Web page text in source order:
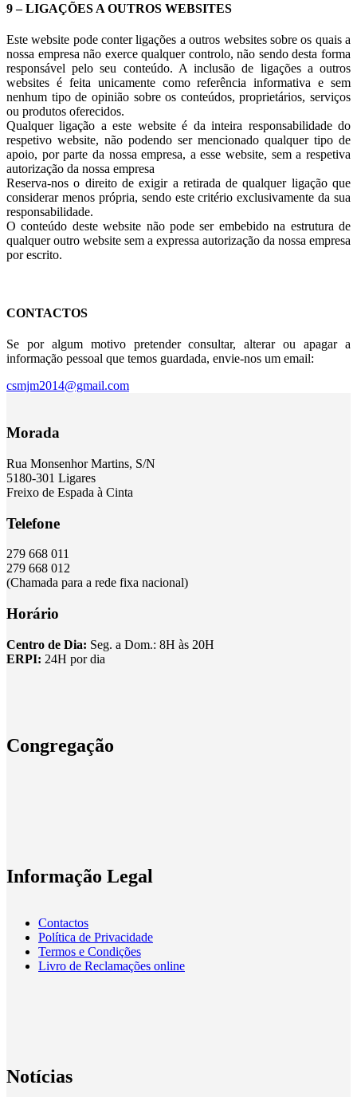
9 – LIGAÇÕES A OUTROS WEBSITES
Este website pode conter ligações a outros websites sobre os quais a
nossa empresa não exerce qualquer controlo, não sendo desta forma
responsável pelo seu conteúdo. A inclusão de ligações a outros
websites é feita unicamente como referência informativa e sem
nenhum tipo de opinião sobre os conteúdos, proprietários, serviços
ou produtos oferecidos.
Qualquer ligação a este website é da inteira responsabilidade do
respetivo website, não podendo ser mencionado qualquer tipo de
apoio, por parte da nossa empresa, a esse website, sem a respetiva
autorização da nossa empresa
Reserva-nos o direito de exigir a retirada de qualquer ligação que
considerar menos própria, sendo este critério exclusivamente da sua
responsabilidade.
O conteúdo deste website não pode ser embebido na estrutura de
qualquer outro website sem a expressa autorização da nossa empresa
por escrito.
CONTACTOS
Se por algum motivo pretender consultar, alterar ou apagar a
informação pessoal que temos guardada, envie-nos um email:
csmjm2014@gmail.com
Morada
Rua Monsenhor Martins, S/N
5180-301 Ligares
Freixo de Espada à Cinta
Telefone
279 668 011
279 668 012
(Chamada para a rede fixa nacional)
Horário
Centro de Dia: Seg. a Dom.: 8H às 20H
ERPI: 24H por dia
Congregação
Informação Legal
Contactos
Política de Privacidade
Termos e Condições
Livro de Reclamações online
Notícias